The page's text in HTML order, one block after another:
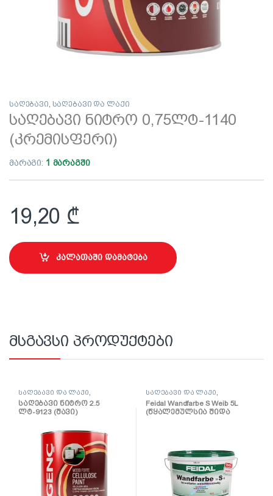
საღებავი საღებავი და ლაქი
საღებავი ნიტრო 0,75ლტ-1140
(კრემისფერი)
მარაგი: 1 მარაგში
19,20 ₾
კალათაში დამატება
მსგავსი პროდუქტები
საღებავი და ლაქი
საღებავი
საღებავი ნიტრო 2.5
ლტ-9123 (შავი)
საღებავი და ლაქი
საღებავი
Feidal Wandfarbe S Weib 5L
(წყალემულსია შიდა